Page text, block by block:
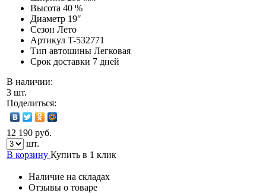
Высота 40 %
Диаметр 19″
Сезон Лето
Артикул T-532771
Тип автошины Легковая
Срок доставки 7 дней
В наличии:
3 шт.
Поделиться:
12 190 руб.
шт.
В корзину Купить в 1 клик
Наличие на складах
Отзывы о товаре